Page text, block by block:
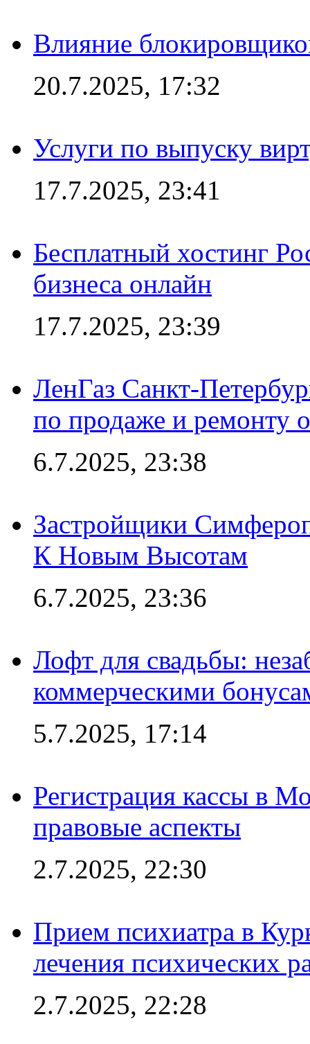
Влияние
20.7.2025, 17:32
Услуги по выпуску
17.7.2025, 23:41
Бесплатный хостинг
бизнеса онлайн
17.7.2025, 23:39
ЛенГаз Санкт-
по продаже и ремонту
6.7.2025, 23:38
Застройщики
К Новым Высотам
6.7.2025, 23:36
Лофт для свадьбы:
коммерческими
5.7.2025, 17:14
Регистрация кассы в
правовые аспекты
2.7.2025, 22:30
Прием психиатра в
лечения психических
2.7.2025, 22:28